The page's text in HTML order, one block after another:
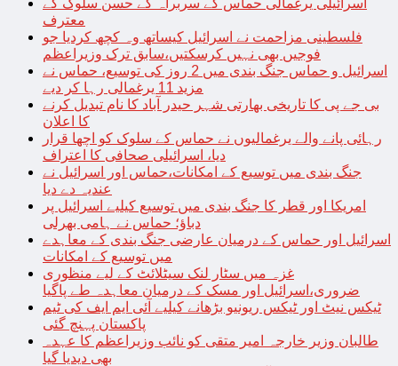
اسرائیلی یرغمالی حماس کے سربراہ کے حسن سلوک کے
معترف
فلسطینی مزاحمت نے اسرائیل کیساتھ وہ کچھ کردیا جو
فوجیں بھی نہیں کرسکتیں،سابق ترک وزیراعظم
اسرائیل و حماس جنگ بندی میں 2 روز کی توسیع، حماس نے
مزید 11 یرغمالی رہا کر دیے
بی جے پی کا تاریخی بھارتی شہر حیدر آباد کا نام تبدیل کرنے
کا اعلان
رہائی پانے والے یرغمالیوں نے حماس کے سلوک کو اچھا قرار
دیا، اسرائیلی صحافی کا اعتراف
جنگ بندی میں توسیع کے امکانات،حماس اور اسرائیل نے
عندیہ دے دیا
امریکا اور قطر کا جنگ بندی میں توسیع کیلیے اسرائیل پر
دباؤ؛ حماس نے ہامی بھرلی
اسرائیل اور حماس کے درمیان عارضی جنگ بندی کے معاہدے
میں توسیع کے امکانات
غزہ میں سٹار لنک سیٹلائٹ کے لیے منظوری
ضروری،اسرائیل اور مسک کے درمیان معاہدہ طے پاگیا
ٹیکس نیٹ اور ٹیکس ریونیو بڑھانے کیلیے آئی ایم ایف کی ٹیم
پاکستان پہنچ گئی
طالبان وزیر خارجہ امیر متقی کو نائب وزیراعظم کا عہدہ
بھی دیدیا گیا